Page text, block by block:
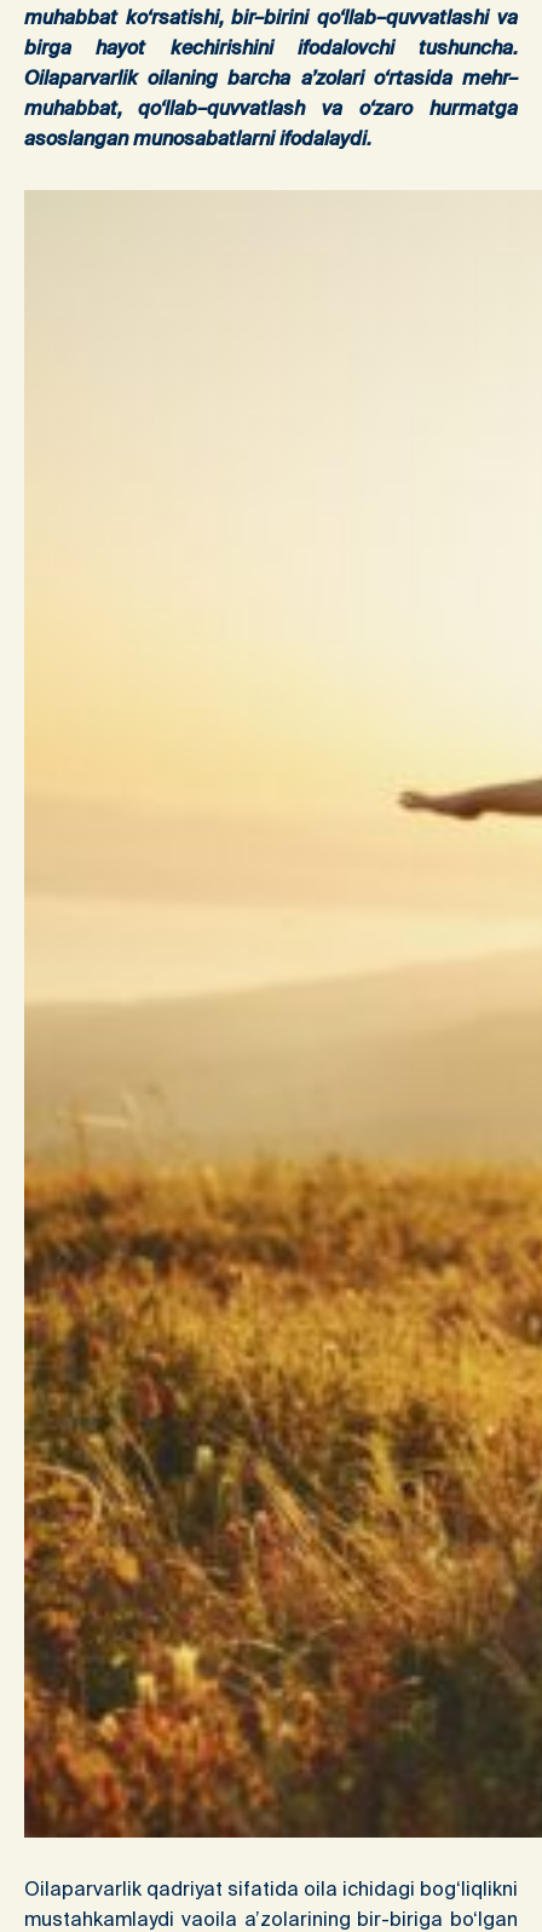
muhabbat ko‘rsatishi, bir–birini qo‘llab–quvvatlashi va
birga
hayot kechirishini ifodalovchi tushuncha.
Oilaparvarlik oilaning barcha a’zolari o‘rtasida mehr–
muhabbat, qo‘llab–quvvatlash va o‘zaro
hurmatga
asoslangan munosabatlarni ifodalaydi.
Oilaparvarlik qadriyat sifatida oila ichidagi bog‘liqlikni
mustahkamlaydi vaoila a’zolarining bir-biriga bo‘lgan